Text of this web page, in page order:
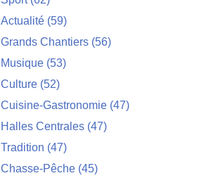
Actualité (59)
Grands Chantiers (56)
Musique (53)
Culture (52)
Cuisine-Gastronomie (47)
Halles Centrales (47)
Tradition (47)
Chasse-Pêche (45)